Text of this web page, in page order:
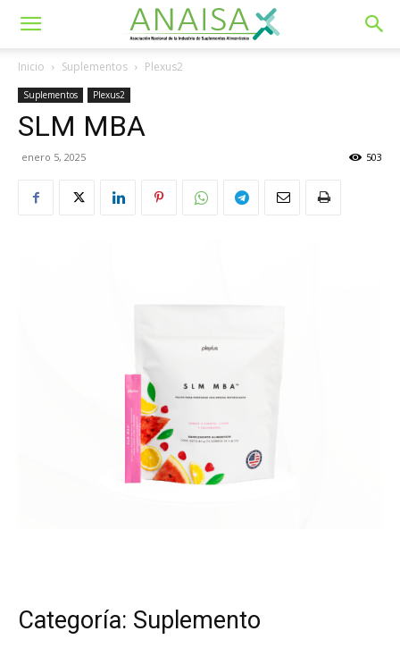
Inicio Suplementos Plexus2
Suplementos Plexus2
SLM MBA
enero 5, 2025 503
Categoría: Suplemento